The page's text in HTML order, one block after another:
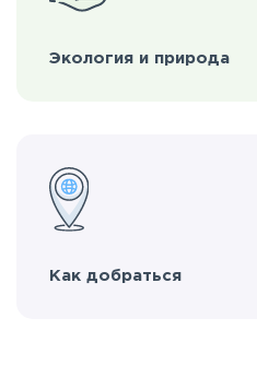
Экология и природа
Как добраться